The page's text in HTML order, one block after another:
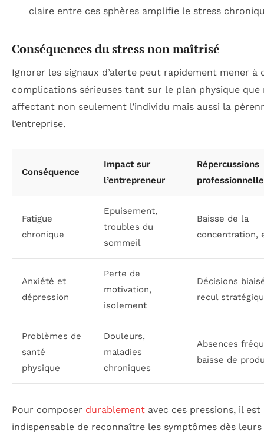
claire entre ces sphères amplifie le stress
Conséquences du stress non maîtrisé
Ignorer les signaux d’alerte peut rapidement mener à
complications sérieuses tant sur le plan physique que
affectant non seulement l’individu mais aussi la
l’entreprise.
Conséquence
Impact sur
l’entrepreneur
Répercussions
Fatigue
chronique
Epuisement,
troubles du
sommeil
Baisse de la
concentration,
Anxiété et
dépression
Perte de
motivation,
isolement
Décisions
recul
Problèmes de
santé
physique
Douleurs,
maladies
chroniques
Absences
baisse de
Pour composer durablement avec ces pressions, il est
indispensable de reconnaître les symptômes dès leurs